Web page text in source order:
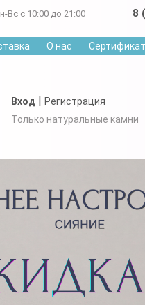
Вс с 10:00 до 21:00 8
О нас
Вход | Регистрация
Только натуральные камни